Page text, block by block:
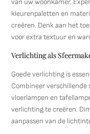
van uw woonkamer.
kleurenpaletten en
creëren. Denk aan het
voor extra textuur en
Verlichting als
Goede verlichting is
Combineer verschillende
vloerlampen en
verlichting te creëren.
aanpassen van de